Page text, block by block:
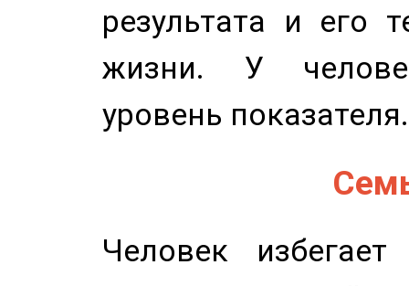
результата и его
жизни. У
уровень показателя.
Человек